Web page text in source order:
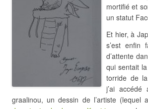
mortifié et
un statut
Et hier, à
s’est enfin
d’attente
qui sentait
torride de
j’ai
graalinou, un dessin de l’artiste (lequel